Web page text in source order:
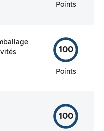
Points
100
Points
100